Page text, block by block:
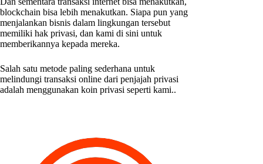
blockchain bisa lebih menakutkan. Siapa pun yang
menjalankan bisnis dalam lingkungan tersebut
memiliki hak privasi, dan kami di sini untuk
memberikannya kepada mereka.
Salah satu metode paling sederhana untuk
melindungi transaksi online dari penjajah privasi
adalah menggunakan koin privasi seperti kami..